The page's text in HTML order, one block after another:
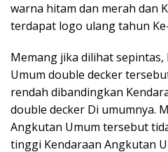
warna hitam dan merah dan
terdapat logo ulang tahun
Memang jika dilihat
Umum double decker
rendah dibandingkan
double decker Di umumnya.
Angkutan Umum tersebut
tinggi Kendaraan Angkutan